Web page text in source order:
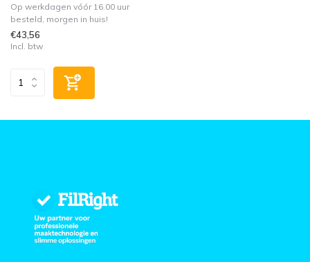
Op werkdagen vóór 16.00 uur
besteld, morgen in huis!
€43,56
Incl. btw